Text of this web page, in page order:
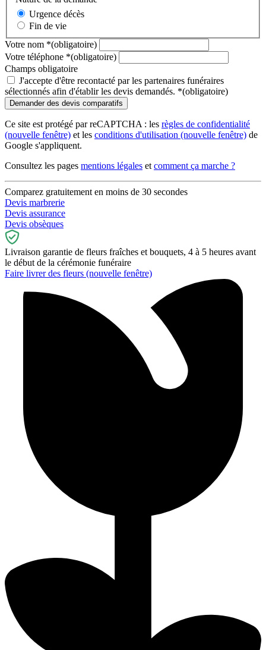
Urgence décès
Fin de vie
Votre nom *(obligatoire)
Votre téléphone *(obligatoire)
Champs obligatoire
J'accepte d'être recontacté par les partenaires funéraires
sélectionnés afin d'établir les devis demandés. *(obligatoire)
Ce site est protégé par reCAPTCHA : les règles de confidentialité
(nouvelle fenêtre) et les conditions d'utilisation (nouvelle fenêtre) de
Google s'appliquent.
Consultez les pages mentions légales et comment ça marche ?
Comparez gratuitement en moins de 30 secondes
Devis marbrerie
Devis assurance
Devis obsèques
Livraison garantie de fleurs fraîches et bouquets, 4 à 5 heures avant
le début de la cérémonie funéraire
Faire livrer des fleurs (nouvelle fenêtre)